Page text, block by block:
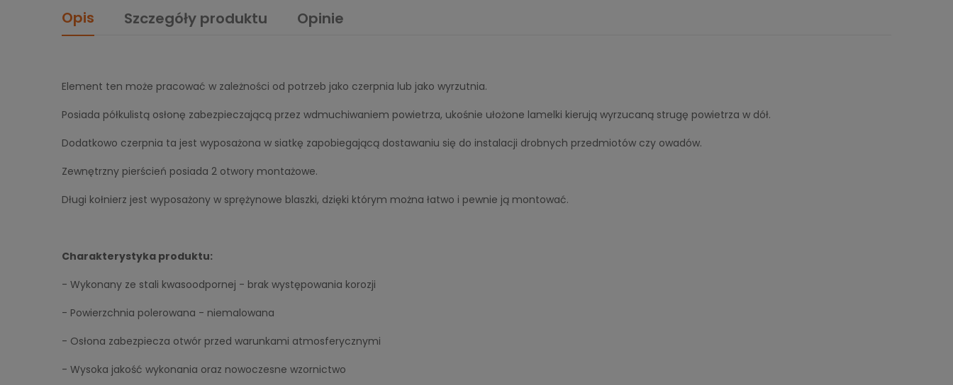
Opis Szczegóły produktu Opinie
Element ten może pracować w zależności od potrzeb jako czerpnia lub jako wyrzutnia.
Posiada półkulistą osłonę zabezpieczającą przez wdmuchiwaniem powietrza, ukośnie ułożone lamelki kierują wyrzucaną strugę powietrza w dół.
Dodatkowo czerpnia ta jest wyposażona w siatkę zapobiegającą dostawaniu się do instalacji drobnych przedmiotów czy owadów.
Zewnętrzny pierścień posiada 2 otwory montażowe.
Długi kołnierz jest wyposażony w sprężynowe blaszki, dzięki którym można łatwo i pewnie ją montować.
Charakterystyka produktu:
- Wykonany ze stali kwasoodpornej - brak występowania korozji
- Powierzchnia polerowana - niemalowana
- Osłona zabezpiecza otwór przed warunkami atmosferycznymi
- Wysoka jakość wykonania oraz nowoczesne wzornictwo